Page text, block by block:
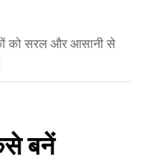
को सरल और आसानी से
बनें